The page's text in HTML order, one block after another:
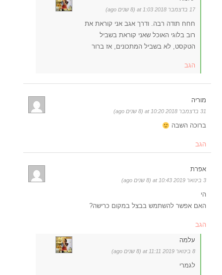
17 בדצמבר 2018 at 1:03 (8 שנים ago)
חחח תודה רבה. ודרך אגב אני קוראת את
רוב בלוגי האוכל שאני קוראת בשביל
הטקסט, לא בשביל המתכונים, אז ברור
הגב
מוריה
31 בדצמבר 2018 at 10:20 (8 שנים ago)
ברוכה השבה
הגב
אפרת
3 בינואר 2019 at 10:43 (8 שנים ago)
הי
האם אפשר להשתמש בבצל במקום כרישה?
הגב
עלמה
8 בינואר 2019 at 11:11 (8 שנים ago)
לגמרי